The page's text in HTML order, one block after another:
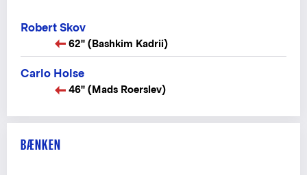
Robert Skov
62" (Bashkim Kadrii)
Carlo Holse
46" (Mads Roerslev)
BÆNKEN